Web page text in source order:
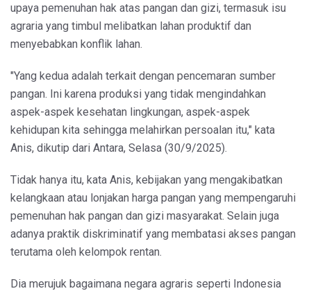
upaya pemenuhan hak atas pangan dan gizi, termasuk isu
agraria yang timbul melibatkan lahan produktif dan
menyebabkan konflik lahan.
"Yang kedua adalah terkait dengan pencemaran sumber
pangan. Ini karena produksi yang tidak mengindahkan
aspek-aspek kesehatan lingkungan, aspek-aspek
kehidupan kita sehingga melahirkan persoalan itu," kata
Anis, dikutip dari Antara, Selasa (30/9/2025).
Tidak hanya itu, kata Anis, kebijakan yang mengakibatkan
kelangkaan atau lonjakan harga pangan yang mempengaruhi
pemenuhan hak pangan dan gizi masyarakat. Selain juga
adanya praktik diskriminatif yang membatasi akses pangan
terutama oleh kelompok rentan.
Dia merujuk bagaimana negara agraris seperti Indonesia